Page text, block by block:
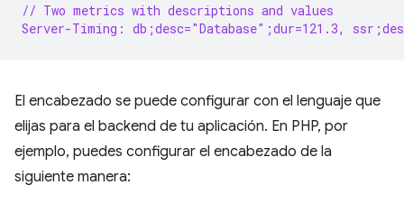
// Two metrics with descriptions and values
Server-Timing: db;desc="Database";dur=121.3,
El encabezado se puede configurar con el lenguaje que
elijas para el backend de tu aplicación. En PHP, por
ejemplo, puedes configurar el encabezado de la
siguiente manera: